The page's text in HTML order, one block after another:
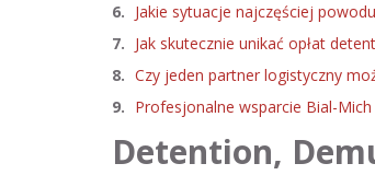
6. Jakie sytuacje najczęściej
7. Jak skutecznie unikać opłat
8. Czy jeden partner logistyczny
9. Profesjonalne wsparcie Bial-
Detention,